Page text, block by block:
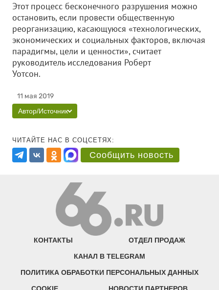
Этот процесс бесконечного разрушения можно
остановить, если провести общественную
реорганизацию, касающуюся «технологических,
экономических и социальных факторов, включая
парадигмы, цели и ценности», считает
руководитель исследования Роберт
Уотсон.
11 мая 2019
Автор/Источник
ЧИТАЙТЕ НАС В СОЦСЕТЯХ:
Сообщить новость
КОНТАКТЫ ОТДЕЛ ПРОДАЖ
КАНАЛ В TELEGRAM
ПОЛИТИКА ОБРАБОТКИ ПЕРСОНАЛЬНЫХ ДАННЫХ